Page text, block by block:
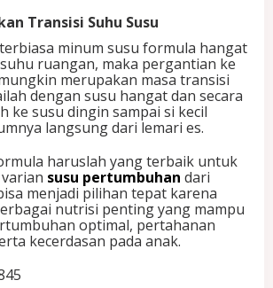
Transisi Suhu Susu
minum susu formula hangat
ruangan, maka pergantian ke
merupakan masa transisi
dengan susu hangat dan secara
ke susu dingin sampai si kecil
langsung dari lemari es.
haruslah yang terbaik untuk
susu pertumbuhan dari
menjadi pilihan tepat karena
nutrisi penting yang mampu
optimal, pertahanan
kecerdasan pada anak.